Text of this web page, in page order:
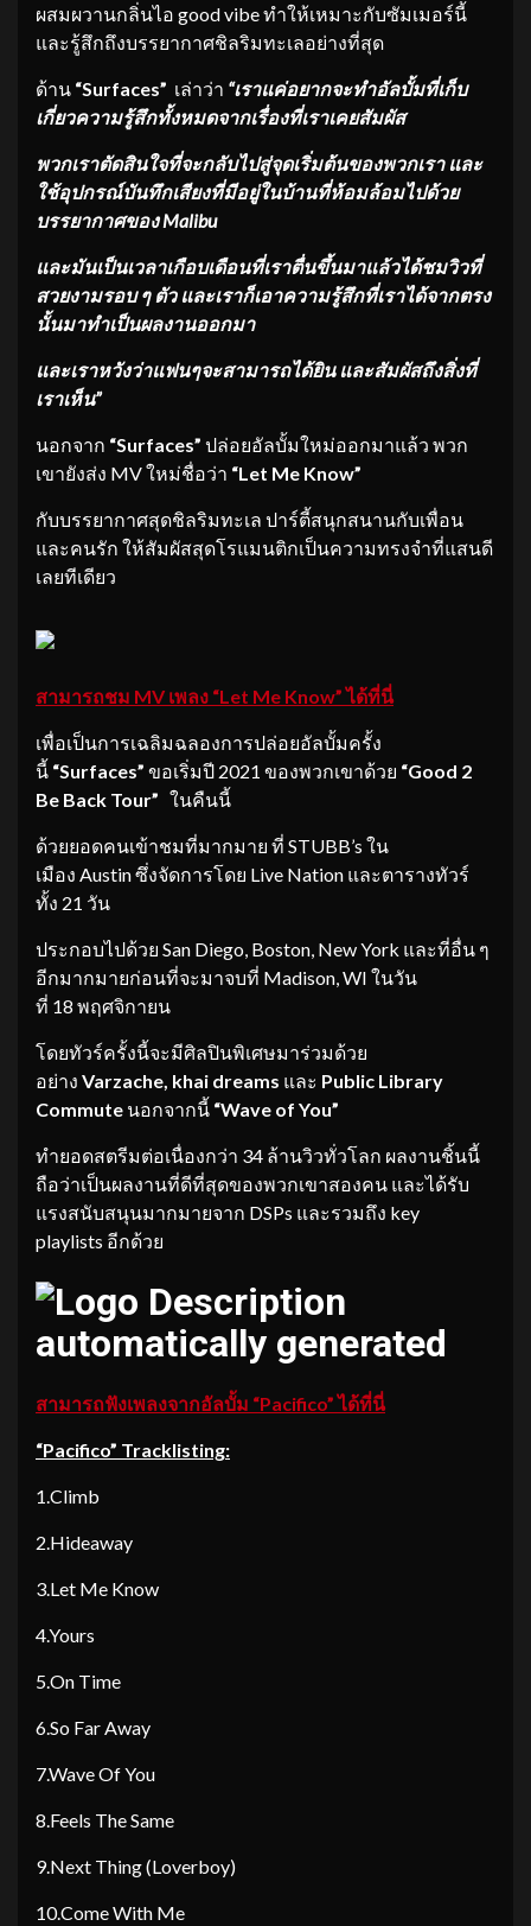
ผสมผวานกลิ่นไอ good vibe ทำให้เหมาะกับซัมเมอร์นี้
และรู้สึกถึงบรรยากาศชิลริมทะเลอย่างที่สุด
ด้าน “Surfaces” เล่าว่า “เราแค่อยากจะทำอัลบั้มที่เก็บ
เกี่ยวความรู้สึกทั้งหมดจากเรื่องที่เราเคยสัมผัส
พวกเราตัดสินใจที่จะกลับไปสู่จุดเริ่มต้นของพวกเรา และ
ใช้อุปกรณ์บันทึกเสียงที่มีอยู่ในบ้านที่ห้อมล้อมไปด้วย
บรรยากาศของMalibu
และมันเป็นเวลาเกือบเดือนที่เราตื่นขึ้นมาแล้วได้ชมวิวที่
สวยงามรอบ ๆ ตัว และเราก็เอาความรู้สึกที่เราได้จากตรง
นั้นมาทำเป็นผลงานออกมา
และเราหวังว่าแฟนๆจะสามารถได้ยิน และสัมผัสถึงสิ่งที่
เราเห็น”
นอกจาก “Surfaces” ปล่อยอัลบั้มใหม่ออกมาแล้ว พวก
เขายังส่ง MV ใหม่ชื่อว่า “Let Me Know”
กับบรรยากาศสุดชิลริมทะเล ปาร์ตี้สนุกสนานกับเพื่อน
และคนรัก ให้สัมผัสสุดโรแมนติกเป็นความทรงจำที่แสนดี
เลยทีเดียว
สามารถชม MV เพลง “Let Me Know” ได้ที่นี่
เพื่อเป็นการเฉลิมฉลองการปล่อยอัลบั้มครั้ง
นี้ “Surfaces” ขอเริ่มปี 2021 ของพวกเขาด้วย “Good 2
Be Back Tour” ในคืนนี้
ด้วยยอดคนเข้าชมที่มากมาย ที่ STUBB’s ใน
เมือง Austin ซึ่งจัดการโดย Live Nation และตารางทัวร์
ทั้ง 21 วัน
ประกอบไปด้วย San Diego, Boston, New York และที่อื่น ๆ
อีกมากมายก่อนที่จะมาจบที่ Madison, WI ในวัน
ที่ 18 พฤศจิกายน
โดยทัวร์ครั้งนี้จะมีศิลปินพิเศษมาร่วมด้วย
อย่าง Varzache, khai dreams และ Public Library
Commute นอกจากนี้ “Wave of You”
ทำยอดสตรีมต่อเนื่องกว่า 34 ล้านวิวทั่วโลก ผลงานชิ้นนี้
ถือว่าเป็นผลงานที่ดีที่สุดของพวกเขาสองคน และได้รับ
แรงสนับสนุนมากมายจาก DSPs และรวมถึง key
playlists อีกด้วย
สามารถฟังเพลงจากอัลบั้ม “Pacifico” ได้ที่นี่
“Pacifico” Tracklisting:
1.Climb
2.Hideaway
3.Let Me Know
4.Yours
5.On Time
6.So Far Away
7.Wave Of You
8.Feels The Same
9.Next Thing (Loverboy)
10.Come With Me